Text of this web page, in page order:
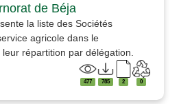
de Béja
la liste des Sociétés
agricole dans le
répartition par délégation.
477 785 2 0